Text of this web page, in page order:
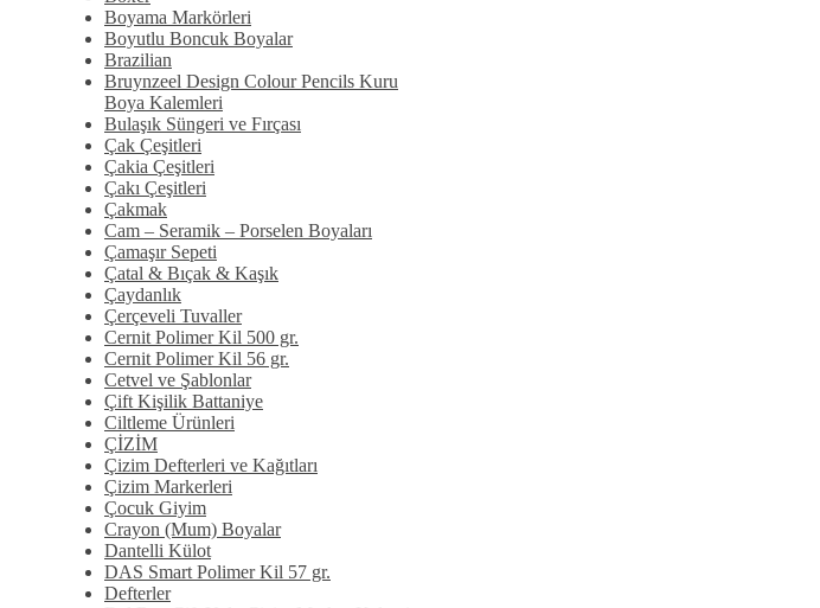
Boyama Markörleri
Boyutlu Boncuk Boyalar
Brazilian
Bruynzeel Design Colour Pencils Kuru
Boya Kalemleri
Bulaşık Süngeri ve Fırçası
Çak Çeşitleri
Çakia Çeşitleri
Çakı Çeşitleri
Çakmak
Cam – Seramik – Porselen Boyaları
Çamaşır Sepeti
Çatal & Bıçak & Kaşık
Çaydanlık
Çerçeveli Tuvaller
Cernit Polimer Kil 500 gr.
Cernit Polimer Kil 56 gr.
Cetvel ve Şablonlar
Çift Kişilik Battaniye
Ciltleme Ürünleri
ÇİZİM
Çizim Defterleri ve Kağıtları
Çizim Markerleri
Çocuk Giyim
Crayon (Mum) Boyalar
Dantelli Külot
DAS Smart Polimer Kil 57 gr.
Defterler